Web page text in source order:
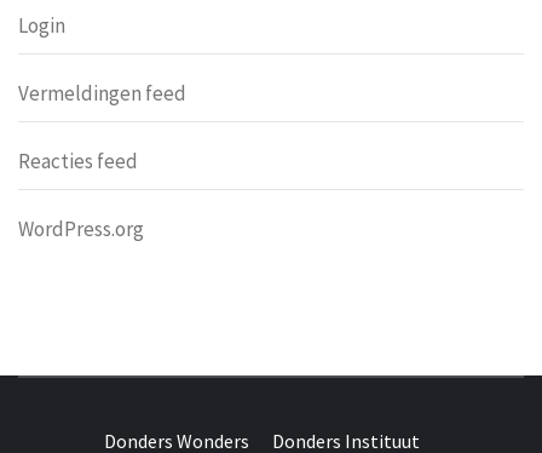
Login
Vermeldingen feed
Reacties feed
WordPress.org
Donders Wonders Donders Instituut